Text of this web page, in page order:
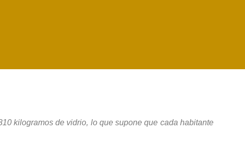
kilogramos de vidrio, lo que supone que cada habitante